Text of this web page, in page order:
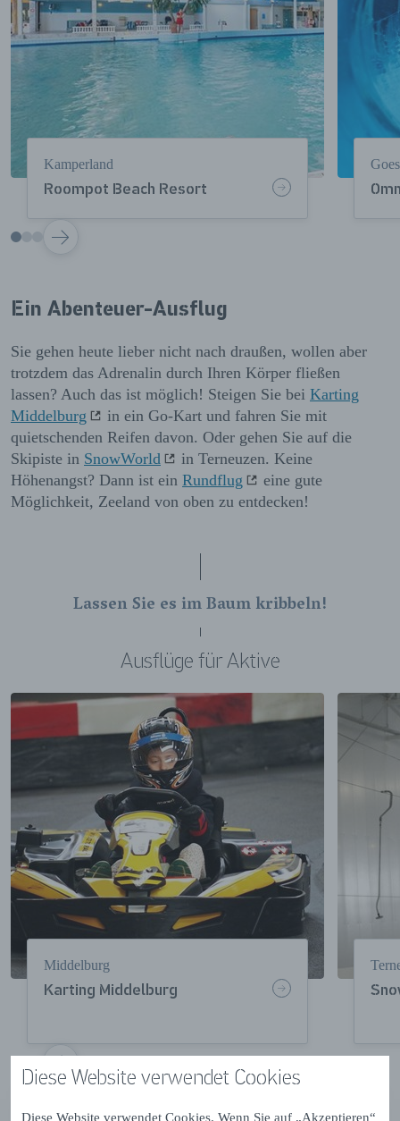
Diese Website verwendet Cookies
Diese Website verwendet Cookies. Wenn Sie auf „Akzeptieren“
Roompot Beach Resort
Kamperland Goes
VOLGENDE
Ein Abenteuer-Ausflug
Sie gehen heute lieber nicht nach draußen, wollen aber
trotzdem das Adrenalin durch Ihren Körper fließen
lassen? Auch das ist möglich! Steigen Sie bei Karting
Middelburg
in ein Go-Kart und fahren Sie mit
quietschenden Reifen davon. Oder gehen Sie auf die
Skipiste in SnowWorld
in Terneuzen. Keine
Höhenangst? Dann ist ein Rundflug
eine gute
Möglichkeit, Zeeland von oben zu entdecken!
Lassen Sie es im Baum kribbeln!
Ausflüge für Aktive
Karting Middelburg
Middelburg
VOLGENDE